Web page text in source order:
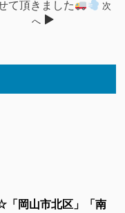
て頂きました
次
へ
「岡山市北区」「南